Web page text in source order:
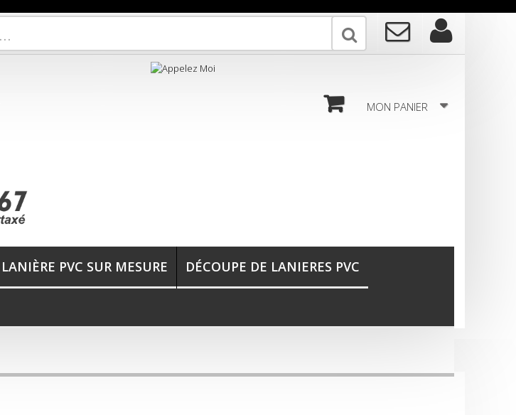
MON PANIER
PVC SUR MESURE DÉCOUPE DE LANIERES PVC